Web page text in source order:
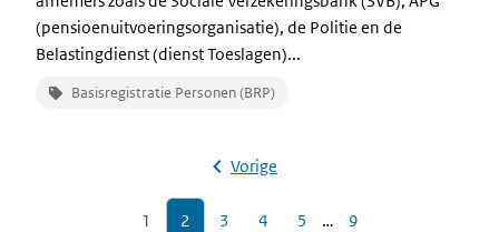
(pensioenuitvoeringsorganisatie), de Politie en de
Belastingdienst (dienst Toeslagen)...
Basisregistratie Personen (BRP)
Vorige
1 2 3 4 5 … 9